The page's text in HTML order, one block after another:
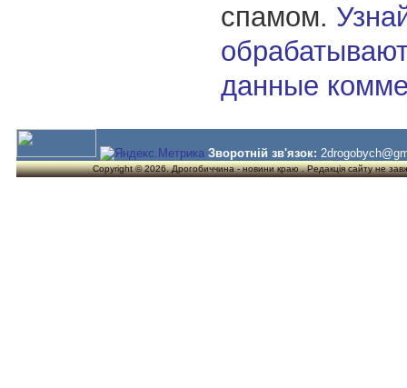
спамом.
данные
Зворотній зв'язок:
Copyright © 2026. Дрогобиччина - новини краю . Редакція сайту не